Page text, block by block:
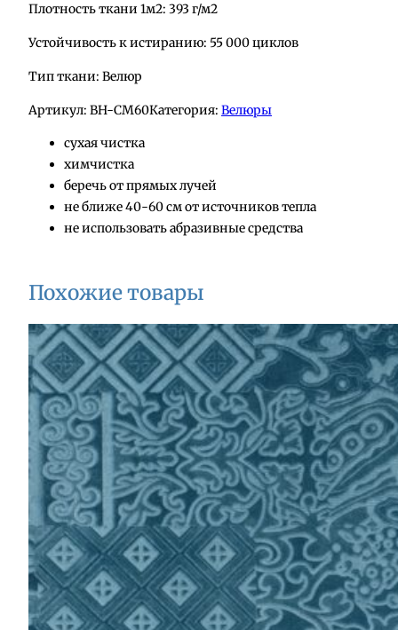
Плотность ткани 1м2: 393 г/м2
Устойчивость к истиранию: 55 000 циклов
Тип ткани: Велюр
Артикул: BH-СМ60Категория: Велюры
сухая чистка
химчистка
беречь от прямых лучей
не ближе 40-60 см от источников тепла
не использовать абразивные средства
Похожие товары